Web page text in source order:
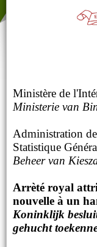
Ministère de
Ministerie van
Administration
Statistique
Beheer van
Arrèté royal
nouvelle à un
Koninklijk
gehucht